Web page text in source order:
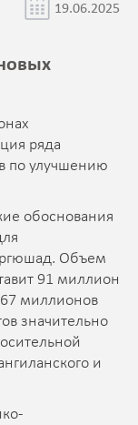
19.06.2025
ряда
по улучшению
обоснования
Объем
91 миллион
миллионов
значительно
и